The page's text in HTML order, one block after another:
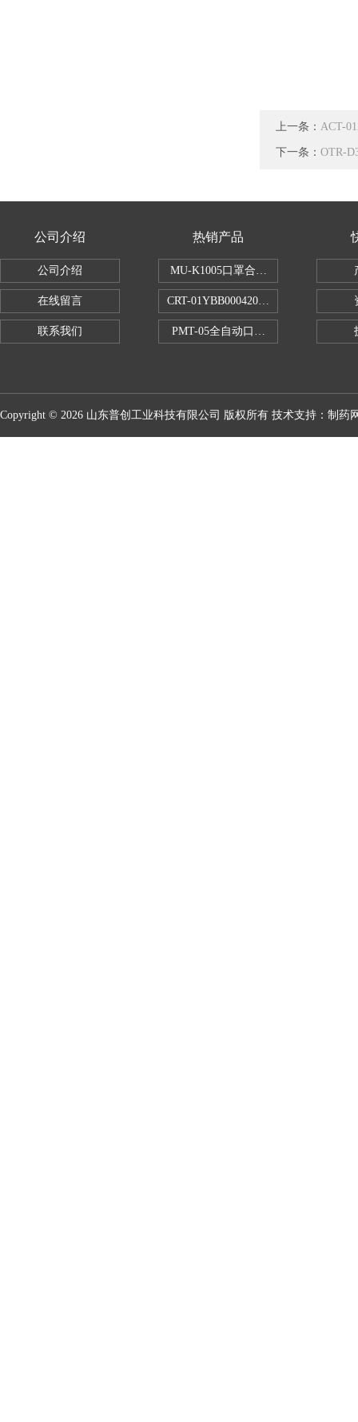
上一条： ACT-
下一条： OTR-
公司介绍
公司介绍
在线留言
联系我们
热销产品
MU-K1005口罩合成血液穿透试验仪
CRT-01YBB00042005数显式安瓿瓶圆
PMT-05全自动口红折断力测试仪
Copyright © 2026 山东普创工业科技有限公司 版权所有 技术支持： 制药